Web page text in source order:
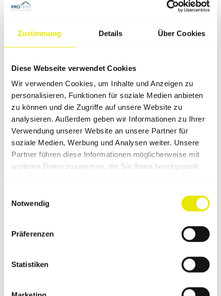
Zustimmung Details Über Cookies
Diese Webseite verwendet Cookies
Wir verwenden Cookies, um Inhalte und Anzeigen zu
personalisieren, Funktionen für soziale Medien anbieten
zu können und die Zugriffe auf unsere Website zu
analysieren. Außerdem geben wir Informationen zu Ihrer
Verwendung unserer Website an unsere Partner für
soziale Medien, Werbung und Analysen weiter. Unsere
Partner führen diese Informationen möglicherweise mit
weiteren Daten zusammen, die Sie ihnen bereitgestellt
Notwendig
Präferenzen
Statistiken